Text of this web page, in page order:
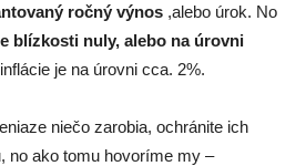
ročný výnos ,alebo úrok. No
blízkosti nuly, alebo na úrovni
je na úrovni cca. 2%.
niečo zarobia, ochránite ich
no ako tomu hovoríme my –